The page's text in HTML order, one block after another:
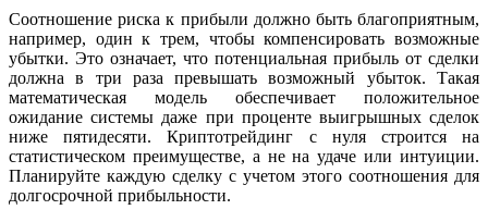
Соотношение риска к прибыли должно быть благоприятным,
например, один к трем, чтобы компенсировать возможные
убытки. Это означает, что потенциальная прибыль от сделки
должна в три раза превышать возможный убыток. Такая
математическая модель обеспечивает положительное
ожидание системы даже при проценте выигрышных сделок
ниже пятидесяти. Криптотрейдинг с нуля строится на
статистическом преимуществе, а не на удаче или интуиции.
Планируйте каждую сделку с учетом этого соотношения для
долгосрочной прибыльности.